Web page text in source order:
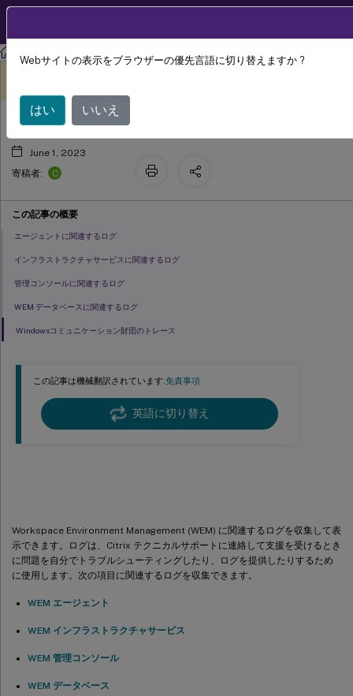
ワークスペース環境管理 Workspace Environment Management 2303
この記事は機械翻訳されています.免責事項
英語に切り替え
Workspace Environment Management (WEM) に関連するログを収集して表
示できます。ログは、Citrix テクニカルサポートに連絡して支援を受けるとき
に問題を自分でトラブルシューティングしたり、ログを提供したりするため
に使用します。次の項目に関連するログを収集できます。
WEM エージェント
WEM インフラストラクチャサービス
WEM 管理コンソール
WEM データベース
ログファイルの表示
June 1, 2023
寄稿者:
C
この記事の概要
エージェントに関連するログ
インフラストラクチャサービスに関連するログ
管理コンソールに関連するログ
WEM データベースに関連するログ
Windowsコミュニケーション財団のトレース
Webサイトの表示をブラウザーの優先言語に切り替えますか ?
はい いいえ